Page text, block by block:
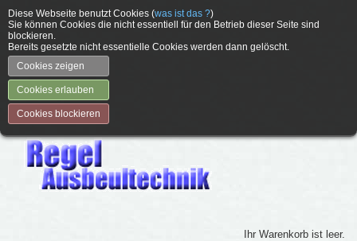
Diese Webseite benutzt Cookies (was ist das ?)
Sie können Cookies die nicht essentiell für den Betrieb dieser Seite sind
blockieren.
Bereits gesetzte nicht essentielle Cookies werden dann gelöscht.
Cookies zeigen
Cookies erlauben
Cookies blockieren
Ihr Warenkorb ist leer.